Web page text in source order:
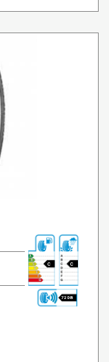
C C
72 DB